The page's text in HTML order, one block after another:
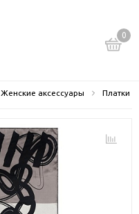
0
Женские аксессуары Платки